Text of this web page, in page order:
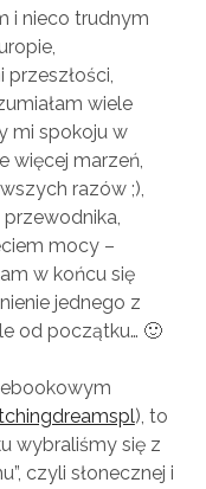
i nieco trudnym
wiele
mi spokoju w
więcej marzeń,
razów ;),
mocy –
w końcu się
jednego z
od początku… 🙂
), to
wybraliśmy się z
czyli słonecznej i